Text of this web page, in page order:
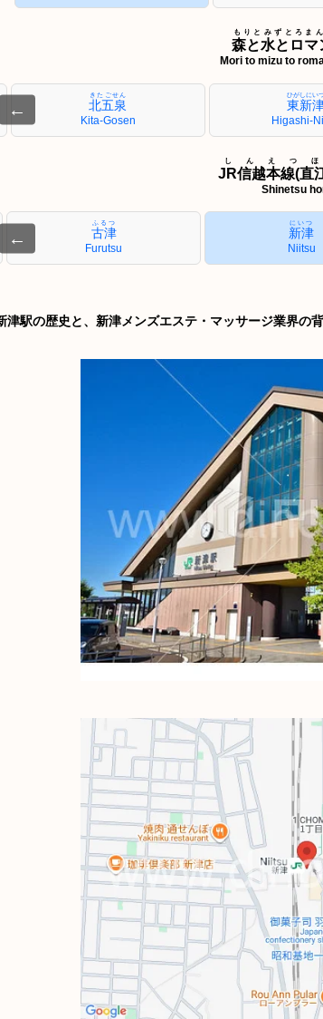
森と水とロマ
もりとみずとろま
Mori to mizu to
← 北五泉
きたごせん
Kita-Gosen
東新
ひがしにい
Higashi-
JR信越本線(直
しんえつ
Shinetsu
← 古津
ふるつ
Furutsu
新津
にいつ
Niitsu
津駅の歴史と、新津メンズエステ・マッサージ業界の